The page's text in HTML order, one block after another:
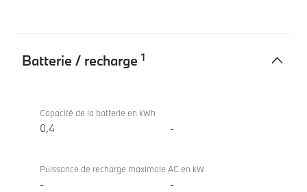
Batterie / recharge 1
recharge
M440i
xDrive
Capacité de la batterie en kWh
0,4 -
Puissance de recharge maximale AC en kW
- -